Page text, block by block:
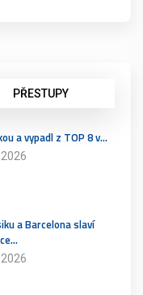
PŘESTUPY
a vypadl z TOP 8 v…
a Barcelona slaví